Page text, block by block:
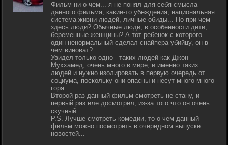
Фильм ни о чем... я не понял для себя смысла
данного фильма, какие-то убеждения, национальная
система жизни людей, личные обиды... Но при чем
здесь люди? Обычные люди, в особенности дети,
беременные женщины? А тот ребенок с которого
один ненормальный сделал снайпера-убийцу, он в
чем виноват?
Увидел только одно - таких людей как Джон
Муххамед, очень много в мире, и именно таких
людей и нужно изолировать в первую очередь от
социума, поскольку они опасны и несут много много
горя.
Второй раз данный фильм смотреть не стану, и
первый раз еле досмотрел, из-за того что он очень
скучный.
P.S. Лучше смотреть комедии, то о чем данный
фильм можно посмотреть в очередном выпуске
новостей...